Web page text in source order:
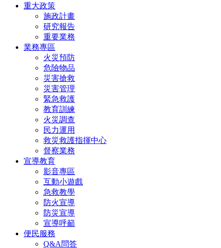
重大政策
施政計畫
研究報告
重要業務
業務專區
火災預防
危險物品
災害搶救
災害管理
緊急救護
教育訓練
火災調查
民力運用
救災救護指揮中心
督察業務
宣導教育
影音專區
互動小遊戲
急救教學
防火宣導
防災宣導
宣導呼籲
便民服務
Q&A問答